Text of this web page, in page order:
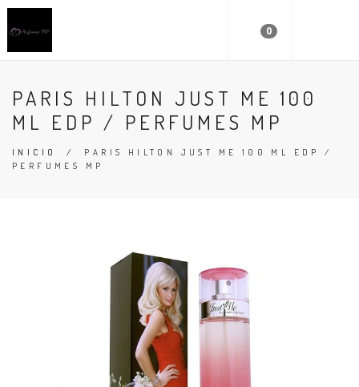
0
PARIS HILTON JUST ME 100
ML EDP / PERFUMES MP
INICIO / PARIS HILTON JUST ME 100 ML EDP /
PERFUMES MP